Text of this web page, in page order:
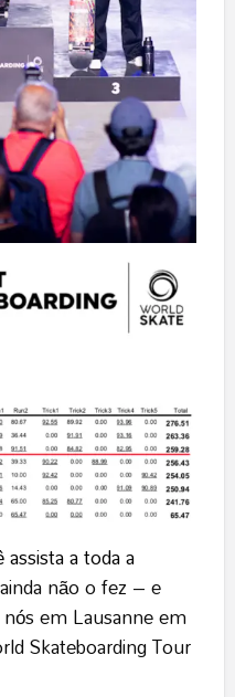
assista a toda a
não o fez – e
em Lausanne em
Skateboarding Tour